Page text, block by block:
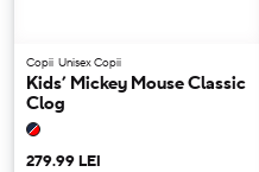
Copii Unisex Copii
Kids’ Mickey Mouse Classic
Clog
279.99 LEI